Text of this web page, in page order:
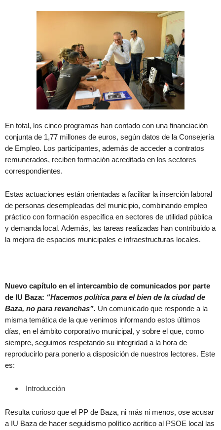
En total, los cinco programas han contado con una financiación
conjunta de 1,77 millones de euros, según datos de la Consejería
de Empleo. Los participantes, además de acceder a contratos
remunerados, reciben formación acreditada en los sectores
correspondientes.
Estas actuaciones están orientadas a facilitar la inserción laboral
de personas desempleadas del municipio, combinando empleo
práctico con formación específica en sectores de utilidad pública
y demanda local. Además, las tareas realizadas han contribuido a
la mejora de espacios municipales e infraestructuras locales.
Nuevo capítulo en el intercambio de comunicados por parte
de IU Baza: “Hacemos política para el bien de la ciudad de
Baza, no para revanchas”. Un comunicado que responde a la
misma temática de la que venimos informando estos últimos
días, en el ámbito corporativo municipal, y sobre el que, como
siempre, seguimos respetando su integridad a la hora de
reproducirlo para ponerlo a disposición de nuestros lectores. Este
es:
Introducción
Resulta curioso que el PP de Baza, ni más ni menos, ose acusar
a IU Baza de hacer seguidismo político acrítico al PSOE local las